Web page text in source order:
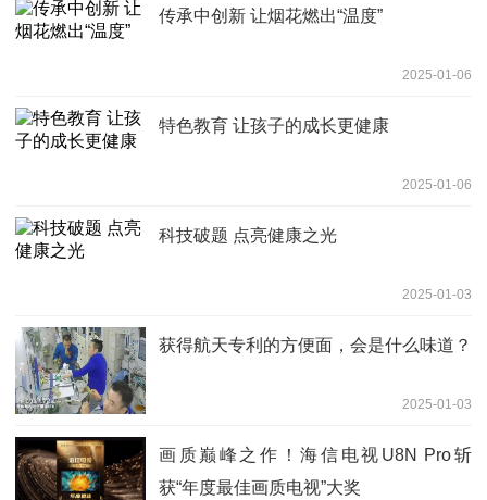
传承中创新 让烟花燃出“温度”
2025-01-06
特色教育 让孩子的成长更健康
2025-01-06
科技破题 点亮健康之光
2025-01-03
获得航天专利的方便面，会是什么味道？
2025-01-03
画质巅峰之作！海信电视U8N Pro斩
获“年度最佳画质电视”大奖